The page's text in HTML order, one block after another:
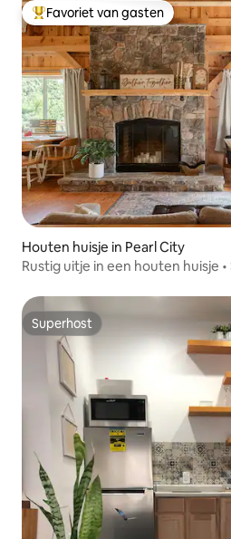
Topfavoriet van gasten
Favoriet van gasten
Houten huisje in Pearl City
Rustig uitje in een houten huisje
Superhost
Superhost